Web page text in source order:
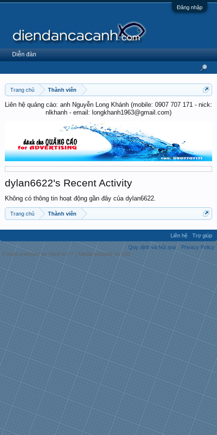
Đăng nhập
Trang chủ Thành viên
Liên hệ quảng cáo: anh Nguyễn Long Khánh (mobile: 0907 707 171 - nick:
nlkhanh - email: longkhanh1963@gmail.com)
dylan6622's Recent Activity
Không có thông tin hoạt động gần đây của dylan6622.
Trang chủ Thành viên
Diễn đàn
Liên hệ
Trợ giúp
Quy định và Nội quy
Privacy Policy
Forum software by XenForo™ | Media embeds by s9e